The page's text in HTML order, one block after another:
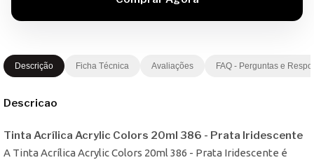
Descrição Ficha Técnica Avaliações FAQ - Perguntas e
Descricao
Tinta Acrílica Acrylic Colors 20ml 386 - Prata Iridescente
A Tinta Acrílica Acrylic Colors 20ml 386 - Prata Iridescente é